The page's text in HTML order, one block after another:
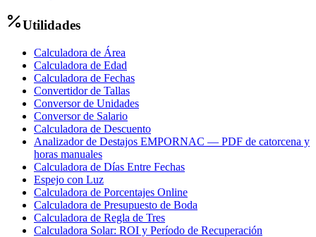
Utilidades
Calculadora de Área
Calculadora de Edad
Calculadora de Fechas
Convertidor de Tallas
Conversor de Unidades
Conversor de Salario
Calculadora de Descuento
Analizador de Destajos EMPORNAC — PDF de catorcena y
horas manuales
Calculadora de Días Entre Fechas
Espejo con Luz
Calculadora de Porcentajes Online
Calculadora de Presupuesto de Boda
Calculadora de Regla de Tres
Calculadora Solar: ROI y Período de Recuperación